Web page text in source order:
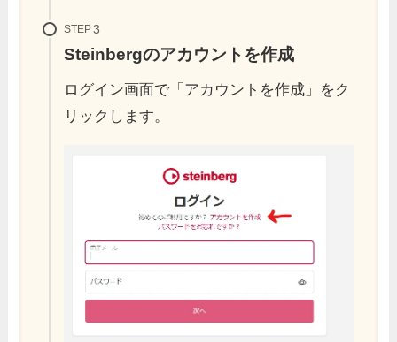
STEP
Steinbergのアカウントを作成
ログイン画面で「アカウントを作成」をク
リックします。